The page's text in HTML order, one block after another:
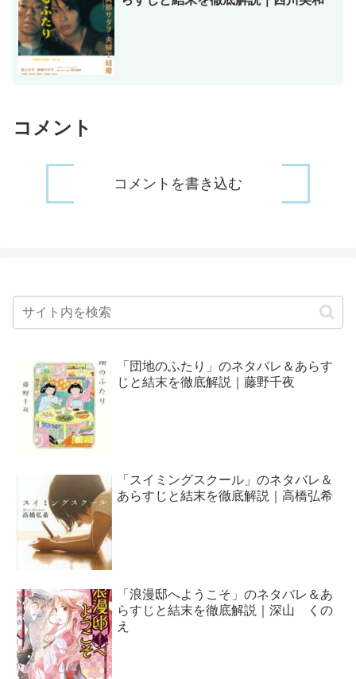
コメント
コメントを書き込む
「団地のふたり」のネタバレ＆あらす
じと結末を徹底解説｜藤野千夜
「スイミングスクール」のネタバレ＆
あらすじと結末を徹底解説｜高橋弘希
「浪漫邸へようこそ」のネタバレ＆あ
らすじと結末を徹底解説｜深山 くの
え